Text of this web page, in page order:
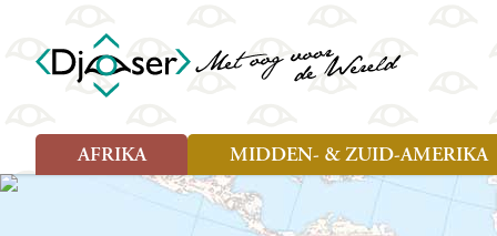
AFRIKA
Landen
Angola
MIDDEN- & ZUID-AMERIKA
Soort reizen
Rondreis (25)